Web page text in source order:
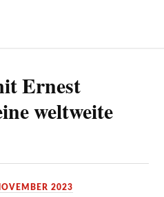
Ernest
weltweite
2023